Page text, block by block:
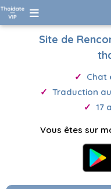
Site de
Chat
Traduction
17
Vous êtes sur